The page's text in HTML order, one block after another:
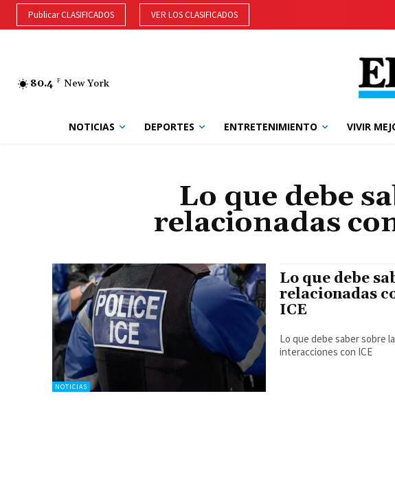
Publicar CLASIFICADOS VER LOS CLASIFICADOS
80.4 F New York
NOTICIAS DEPORTES ENTRETENIMIENTO VIVIR
Lo que debe
relacionadas
NOTICIAS
Lo que debe
relacionadas
ICE
Lo que debe saber sobre
interacciones con ICE